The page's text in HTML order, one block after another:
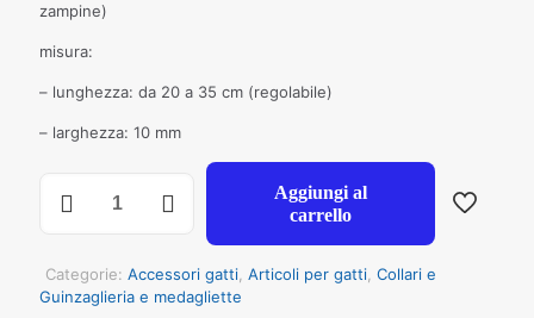
zampine)
misura:
– lunghezza: da 20 a 35 cm (regolabile)
– larghezza: 10 mm
ROSA
20-
Aggiungi al
carrello
Categorie: Accessori gatti Articoli per gatti Collari e
Guinzaglieria e medagliette